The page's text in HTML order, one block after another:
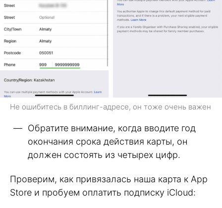
Не ошибитесь в биллинг-адресе, он тоже очень важен
Обратите внимание, когда вводите год
окончания срока действия карты, он
должен состоять из четырех цифр.
Проверим, как привязалась наша карта к App
Store и пробуем оплатить подписку iCloud: